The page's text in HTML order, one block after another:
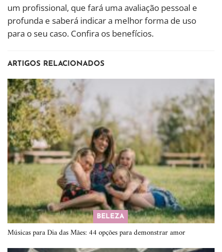
um profissional, que fará uma avaliação pessoal e
profunda e saberá indicar a melhor forma de uso
para o seu caso. Confira os benefícios.
ARTIGOS RELACIONADOS
BELEZA
Músicas para Dia das Mães: 44 opções para demonstrar amor